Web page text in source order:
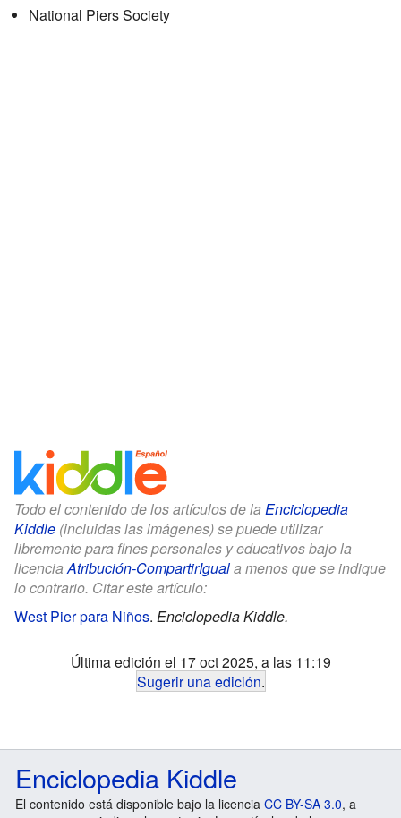
National Piers Society
Todo el contenido de los artículos de la Enciclopedia
Kiddle (incluidas las imágenes) se puede utilizar
libremente para fines personales y educativos bajo la
licenciaAtribución-CompartirIguala menos que se indique
lo contrario. Citar este artículo:
West Pier para Niños. Enciclopedia Kiddle.
Última edición el 17 oct 2025, a las 11:19
Sugerir una edición.
Enciclopedia Kiddle
El contenido está disponible bajo la licencia CC BY-SA 3.0, a